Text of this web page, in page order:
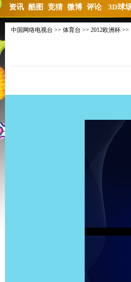
资讯 酷图 竞猜 微博 评论 3D球
中国网络电视台 >> 体育台 >> 2012欧洲杯 >>